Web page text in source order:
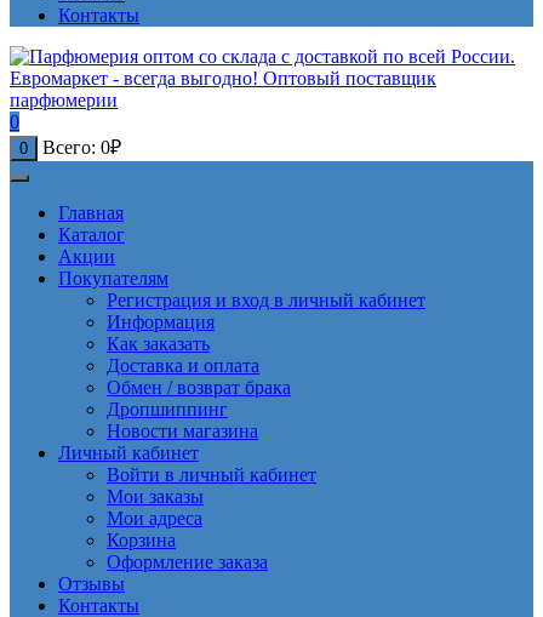
Контакты
0
0 Всего: 0₽
Главная
Каталог
Акции
Покупателям
Регистрация и вход в личный кабинет
Информация
Как заказать
Доставка и оплата
Обмен / возврат брака
Дропшиппинг
Новости магазина
Личный кабинет
Войти в личный кабинет
Мои заказы
Мои адреса
Корзина
Оформление заказа
Отзывы
Контакты